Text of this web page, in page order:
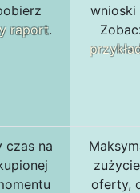
raport.
wnioski
czas na
oferty,